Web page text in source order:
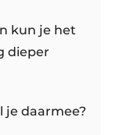
kun je het
dieper
je daarmee?